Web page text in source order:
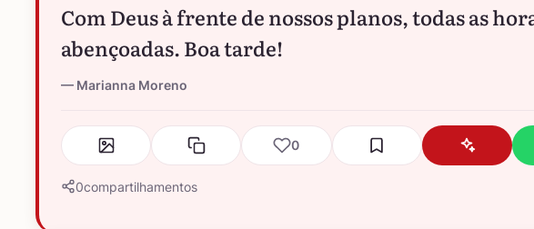
Com Deus à frente de nossos planos, todas as
abençoadas. Boa tarde!
Marianna Moreno
0
0compartilhamentos